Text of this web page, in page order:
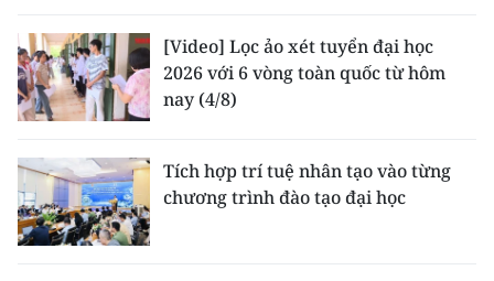
[Video] Lọc ảo xét tuyển đại học
2026 với 6 vòng toàn quốc từ hôm
nay (4/8)
Tích hợp trí tuệ nhân tạo vào từng
chương trình đào tạo đại học